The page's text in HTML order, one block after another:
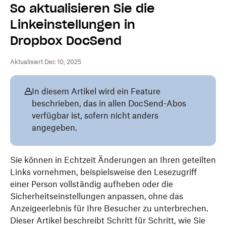
So aktualisieren Sie die
Linkeinstellungen in
Dropbox DocSend
Aktualisiert Dec 10, 2025
In diesem Artikel wird ein Feature
beschrieben, das in allen DocSend-Abos
verfügbar ist, sofern nicht anders
angegeben.
Sie können in Echtzeit Änderungen an Ihren geteilten
Links vornehmen, beispielsweise den Lesezugriff
einer Person vollständig aufheben oder die
Sicherheitseinstellungen anpassen, ohne das
Anzeigeerlebnis für Ihre Besucher zu unterbrechen.
Dieser Artikel beschreibt Schritt für Schritt, wie Sie